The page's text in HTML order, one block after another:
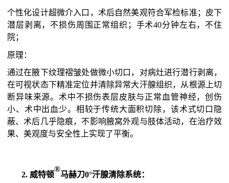
个性化设计超微介入口，术后自然美观符合军检标准；皮下
潜层剥离，不损伤周围正常组织； 手术40分钟左右， 不住
院；
原理：
通过在腋下纹理褶皱处做微小切口，对病灶进行潜行剥离，
在可视状态下精准定位并清除异常大汗腺组织，从根源上切
断异味来源。术中不损伤表层皮肤与正常血管神经，创伤
小、术中出血少。相较于传统大面积切除，该术式切口隐
蔽、术后几乎隐痕，不影响腋窝外观与肢体活动，在治疗效
果、美观度与安全性上实现了平衡。
2. 威特顿
®
马赫刀0°汗腺清除系统：